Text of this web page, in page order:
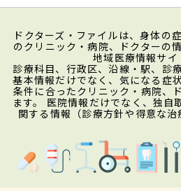
ドクターズ・ファイルは、身体の
のクリニック・病院、ドクターの
地域医療情報サイ
診療科目、行政区、沿線・駅、診
基本情報だけでなく、気になる症
条件に合ったクリニック・病院、
ます。 医院情報だけでなく、独自
関する情報（診療方針や得意な治